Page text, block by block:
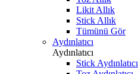
Likit Allık
Stick Allık
Tümünü Gör
Aydınlatıcı
Aydınlatıcı
Stick Aydınlatıcı